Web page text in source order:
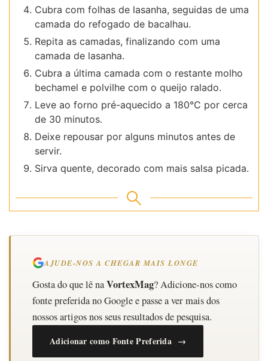
Cubra com folhas de lasanha, seguidas de uma
camada do refogado de bacalhau.
Repita as camadas, finalizando com uma
camada de lasanha.
Cubra a última camada com o restante molho
bechamel e polvilhe com o queijo ralado.
Leve ao forno pré-aquecido a 180°C por cerca
de 30 minutos.
Deixe repousar por alguns minutos antes de
servir.
Sirva quente, decorado com mais salsa picada.
AJUDE-NOS A CHEGAR MAIS LONGE
Gosta do que lê naVortexMag? Adicione-nos como
fonte preferida no Google e passe a ver mais dos
nossos artigos nos seus resultados de pesquisa.
Adicionar como Fonte Preferida →